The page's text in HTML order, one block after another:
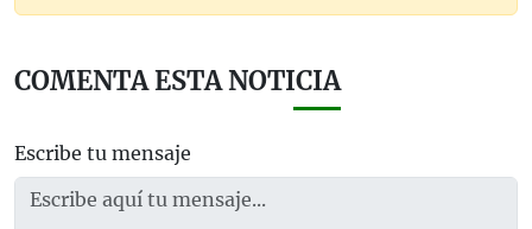
COMENTA ESTA NOTICIA
Escribe tu mensaje